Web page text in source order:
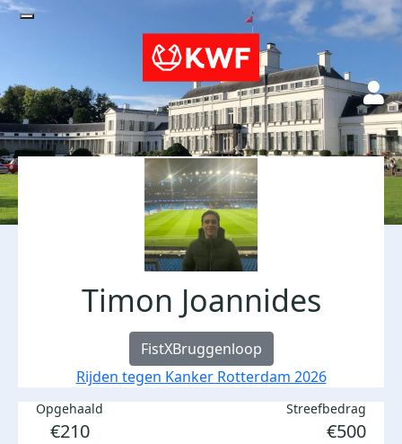
Timon Joannides
FistXBruggenloop
Rijden tegen Kanker Rotterdam 2026
Opgehaald
€210
Streefbedrag
€500